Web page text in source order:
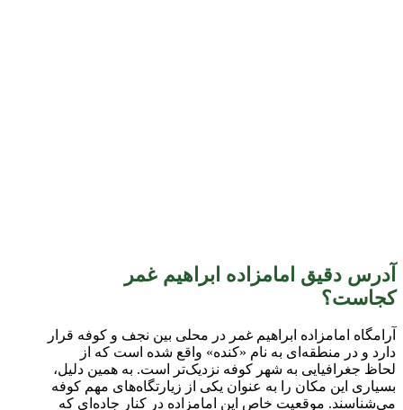
آدرس دقیق امامزاده ابراهیم غمر
کجاست؟
آرامگاه امامزاده ابراهیم غمر در محلی بین نجف و کوفه قرار
دارد و در منطقه‌ای به نام «کنده» واقع شده است که از
لحاظ جغرافیایی به شهر کوفه نزدیک‌تر است. به همین دلیل،
بسیاری این مکان را به عنوان یکی از زیارتگاه‌های مهم کوفه
می‌شناسند. موقعیت خاص این امامزاده در کنار جاده‌ای که